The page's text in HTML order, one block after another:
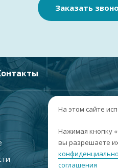
Заказать
+7
г.
сб-
На этом сайте
Нажимая кнопку
вы разрешаете
соглашения